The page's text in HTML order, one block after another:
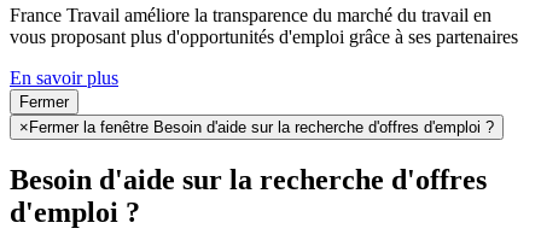
France Travail améliore la transparence du marché du travail en
vous proposant plus d'opportunités d'emploi grâce à ses partenaires
En savoir plus
Fermer
× Fermer la fenêtre Besoin d'aide sur la recherche d'offres d'emploi ?
Besoin d'aide sur la recherche d'offres
d'emploi ?